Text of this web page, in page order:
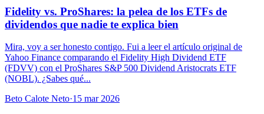
Fidelity vs. ProShares: la pelea de los ETFs de
dividendos que nadie te explica bien
Mira, voy a ser honesto contigo. Fui a leer el artículo original de
Yahoo Finance comparando el Fidelity High Dividend ETF
(FDVV) con el ProShares S&P 500 Dividend Aristocrats ETF
(NOBL). ¿Sabes qué...
Beto Calote Neto·15 mar 2026